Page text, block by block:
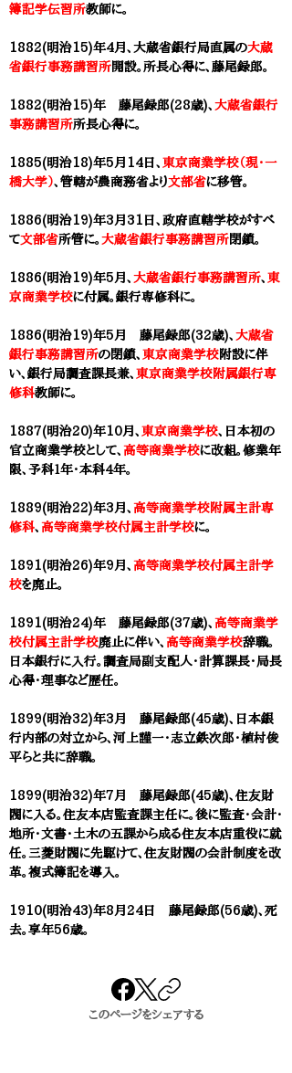
簿記学伝習所教師に。
1882(明治15)年4月、 大蔵省銀行局直属の大蔵
省銀行事務講習所開設。所長心得に、 藤尾録郎。
1882(明治15)年 藤尾録郎(28歳)、 大蔵省銀行
事務講習所所長心得に。
1885(明治18)年5月14日、 東京商業学校（現・一
橋大学）、管轄が農商務省より文部省に移管。
1886(明治19)年3月31日、政府直轄学校がすべ
て文部省所管に。 大蔵省銀行事務講習所閉鎖。
1886(明治19)年5月、 大蔵省銀行事務講習所、 東
京商業学校に付属。 銀行専修科に。
1886(明治19)年5月 藤尾録郎(32歳)、 大蔵省
銀行事務講習所の閉鎖、 東京商業学校附設に伴
い、銀行局調査課長兼、 東京商業学校附属銀行専
修科教師に。
1887(明治20)年10月、 東京商業学校、日本初の
官立商業学校として、 高等商業学校に改組。修業年
限、予科１年・本科４年。
1889(明治22)年3月、 高等商業学校附属主計専
修科、 高等商業学校付属主計学校に。​
1891(明治26)年9月、 高等商業学校付属主計学
校を廃止。​
1891(明治24)年 藤尾録郎(37歳)、 高等商業学
校付属主計学校廃止に伴い、 高等商業学校辞職。
日本銀行に入行。調査局副支配人・計算課長・局長
心得・理事など歴任。
1899(明治32)年3月 藤尾録郎(45歳)、日本銀
行内部の対立から、河上謹一・志立鉄次郎・植村俊
平らと共に辞職。
1899(明治32)年7月 藤尾録郎(45歳)、住友財
閥に入る。住友本店監査課主任に。後に監査・会計・
地所・文書・土木の五課から成る住友本店重役に就
任。三菱財閥に先駆けて、住友財閥の会計制度を改
革。複式簿記を導入。
1910(明治43)年8月24日 藤尾録郎(56歳)、死
去。享年56歳。
このページをシェアする